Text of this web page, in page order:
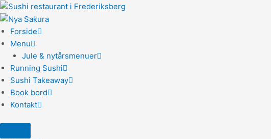
Gå
til
indholdet
Forside
Menu
Jule & nytårsmenuer
Running Sushi
Sushi Takeaway
Book bord
Kontakt